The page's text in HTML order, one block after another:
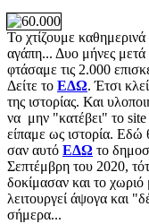
Το χτίζουμε
αγάπη... Δυο μήνες μετά
φτάσαμε τις 2.000
Δείτε το ΕΔΩ. Έτσι
της ιστορίας. Και
να μην "κατέβει" το
είπαμε ως ιστορία. Εδώ
σαν αυτό ΕΔΩ το
Σεπτέμβρη του 2020,
δοκίμασαν και το
λειτουργεί άψογα και
σήμερα...